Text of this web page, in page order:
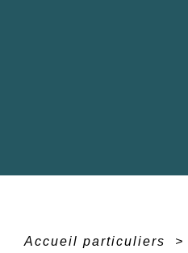
Accueil particuliers >